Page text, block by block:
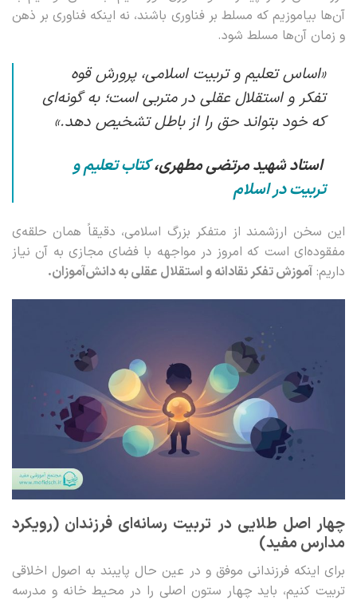
آن‌ها بیاموزیم که مسلط بر فناوری باشند، نه اینکه فناوری بر ذهن
و زمان آن‌ها مسلط شود.
«اساس تعلیم و تربیت اسلامی، پرورش قوه
تفکر و استقلال عقلی در متربی است؛ به گونه‌ای
که خود بتواند حق را از باطل تشخیص دهد.»
استاد شهید مرتضی مطهری،کتاب تعلیم و
تربیت در اسلام
این سخن ارزشمند از متفکر بزرگ اسلامی، دقیقاً همان حلقه‌ی
مفقوده‌ای است که امروز در مواجهه با فضای مجازی به آن نیاز
داریم: آموزش تفکر نقادانه و استقلال عقلی به دانش‌آموزان.
چهار اصل طلایی در تربیت رسانه‌ای فرزندان (رویکرد
مدارس مفید)
برای اینکه فرزندانی موفق و در عین حال پایبند به اصول اخلاقی
تربیت کنیم، باید چهار ستون اصلی را در محیط خانه و مدرسه